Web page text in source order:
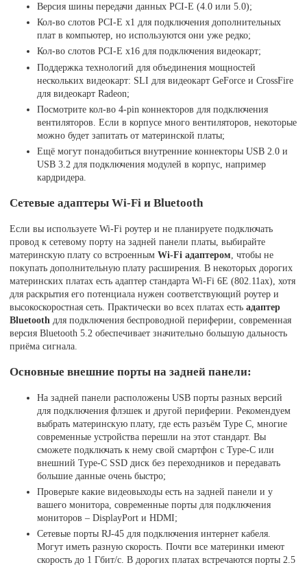
Версия шины передачи данных PCI-E (4.0 или 5.0);
Кол-во слотов PCI-E x1 для подключения дополнительных
плат в компьютер, но используются они уже редко;
Кол-во слотов PCI-E x16 для подключения видеокарт;
Поддержка технологий для объединения мощностей
нескольких видеокарт: SLI для видеокарт GeForce и CrossFire
для видеокарт Radeon;
Посмотрите кол-во 4-pin коннекторов для подключения
вентиляторов. Если в корпусе много вентиляторов, некоторые
можно будет запитать от материнской платы;
Ещё могут понадобиться внутренние коннекторы USB 2.0 и
USB 3.2 для подключения модулей в корпус, например
кардридера.
Сетевые адаптеры Wi-Fi и Bluetooth
Если вы используете Wi-Fi роутер и не планируете подключать
провод к сетевому порту на задней панели платы, выбирайте
материнскую плату со встроеннымWi-Fi адаптером , чтобы не
покупать дополнительную плату расширения. В некоторых дорогих
материнских платах есть адаптер стандарта Wi-Fi 6E (802.11ax), хотя
для раскрытия его потенциала нужен соответствующий роутер и
высокоскоростная сеть. Практически во всех платах естьадаптер
Bluetooth для подключения беспроводной периферии, современная
версия Bluetooth 5.2 обеспечивает значительно большую дальность
приёма сигнала.
Основные внешние порты на задней панели:
На задней панели расположены USB порты разных версий
для подключения флэшек и другой периферии. Рекомендуем
выбрать материнскую плату, где есть разъём Type C, многие
современные устройства перешли на этот стандарт. Вы
сможете подключать к нему свой смартфон с Type-C или
внешний Type-C SSD диск без переходников и передавать
большие данные очень быстро;
Проверьте какие видеовыходы есть на задней панели и у
вашего монитора, современные порты для подключения
мониторов – DisplayPort и HDMI;
Сетевые порты RJ-45 для подключения интернет кабеля.
Могут иметь разную скорость. Почти все материнки имеют
скорость до 1 Гбит/с. В дорогих платах встречаются порты 2.5